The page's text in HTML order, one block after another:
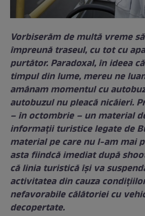
Vorbiserăm de multă vreme
împreună traseul, cu tot cu
purtător. Paradoxal, în ideea
timpul din lume, mereu ne
amânam momentul cu
autobuzul nu pleacă nicăieri.
– în octombrie – un material
informații turistice legate de
material pe care nu l-am mai
asta fiindcă imediat după
că linia turistică își va
activitatea din cauza
nefavorabile călătoriei cu
decopertate.